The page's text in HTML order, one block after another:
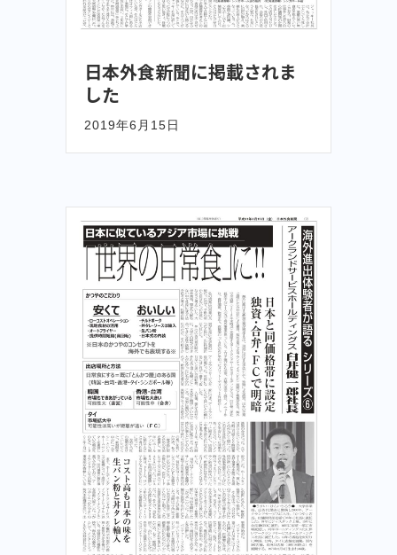
日本外食新聞に掲載されま
した
2019年6月15日